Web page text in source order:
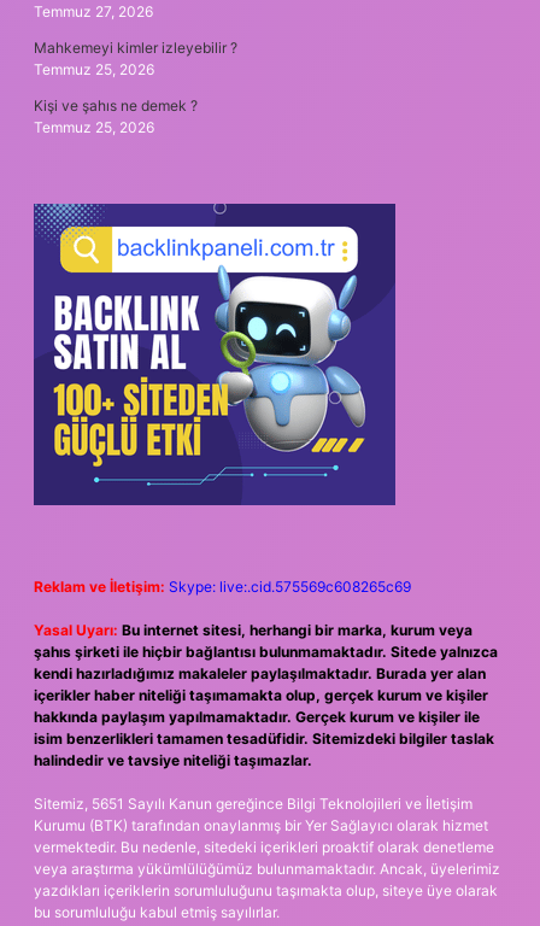
Temmuz 27, 2026
Mahkemeyi kimler izleyebilir ?
Temmuz 25, 2026
Kişi ve şahıs ne demek ?
Temmuz 25, 2026
Reklam ve İletişim: Skype: live:.cid.575569c608265c69
Yasal Uyarı: Bu internet sitesi, herhangi bir marka, kurum veya
şahıs şirketi ile hiçbir bağlantısı bulunmamaktadır. Sitede yalnızca
kendi hazırladığımız makaleler paylaşılmaktadır. Burada yer alan
içerikler haber niteliği taşımamakta olup, gerçek kurum ve kişiler
hakkında paylaşım yapılmamaktadır. Gerçek kurum ve kişiler ile
isim benzerlikleri tamamen tesadüfidir. Sitemizdeki bilgiler taslak
halindedir ve tavsiye niteliği taşımazlar.
Sitemiz, 5651 Sayılı Kanun gereğince Bilgi Teknolojileri ve İletişim
Kurumu (BTK) tarafından onaylanmış bir Yer Sağlayıcı olarak hizmet
vermektedir. Bu nedenle, sitedeki içerikleri proaktif olarak denetleme
veya araştırma yükümlülüğümüz bulunmamaktadır. Ancak, üyelerimiz
yazdıkları içeriklerin sorumluluğunu taşımakta olup, siteye üye olarak
bu sorumluluğu kabul etmiş sayılırlar.